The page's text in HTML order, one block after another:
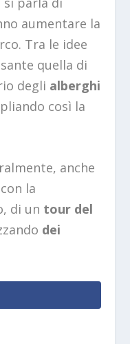
aumentare la
Tra le idee
quella di
degli alberghi
così la
anche
con la
di un tour del
dei